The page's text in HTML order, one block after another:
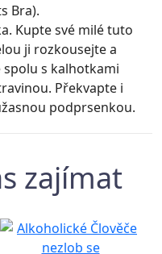
Bra).
Kupte své milé tuto
ji rozkousejte a
spolu s kalhotkami
Překvapte i
podprsenkou.
zajímat